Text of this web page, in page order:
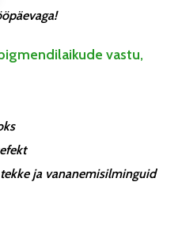
vastu,
ja vananemisilminguid